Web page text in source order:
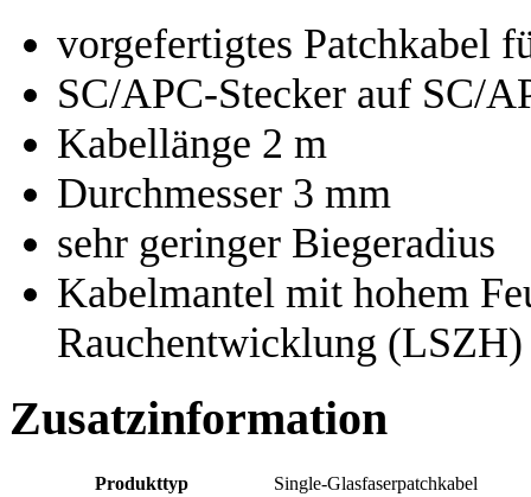
vorgefertigtes Patchkabel
SC/APC-Stecker auf SC/
Kabellänge 2 m
Durchmesser 3 mm
sehr geringer Biegeradius
Kabelmantel mit hohem
Rauchentwicklung (LSZH)
Zusatzinformation
Produkttyp
Single-Glasfaserpatchkabel